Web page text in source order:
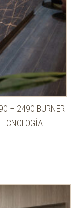
– 2490 BURNER